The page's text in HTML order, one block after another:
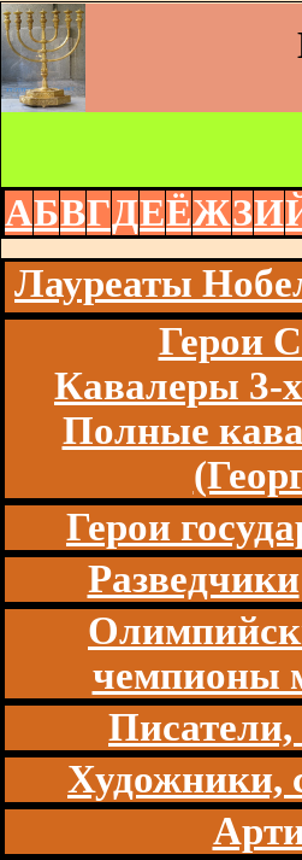
АБВГДЕЁЖЗИ
Лауреаты
Герои
Кавалеры 3-
Полные
Герои
Разведчики
чемпионы
Художники,